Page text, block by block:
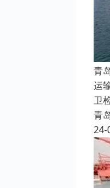
青
运
卫
青
24-